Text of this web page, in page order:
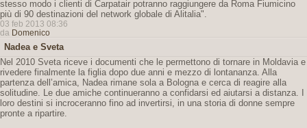
stesso modo i clienti di Carpatair potranno raggiungere da Roma Fiumicino
più di 90 destinazioni del network globale di Alitalia".
03 feb 2013 08:36
da Domenico
Nadea e Sveta
Nel 2010 Sveta riceve i documenti che le permettono di tornare in Moldavia e
rivedere finalmente la figlia dopo due anni e mezzo di lontananza. Alla
partenza dell’amica, Nadea rimane sola a Bologna e cerca di reagire alla
solitudine. Le due amiche continueranno a confidarsi ed aiutarsi a distanza. I
loro destini si incroceranno fino ad invertirsi, in una storia di donne sempre
pronte a ripartire.